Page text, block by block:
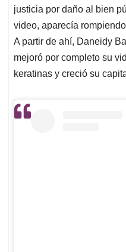
p
k
n
justicia por daño al bien
video, aparecía
A partir de ahí, Daneidy
mejoró por completo su
keratinas y creció su